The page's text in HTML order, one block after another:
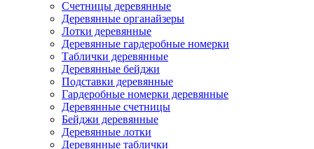
Счетницы деревянные
Деревянные органайзеры
Лотки деревянные
Деревянные гардеробные номерки
Таблички деревянные
Деревянные бейджи
Подставки деревянные
Гардеробные номерки деревянные
Деревянные счетницы
Бейджи деревянные
Деревянные лотки
Деревянные таблички